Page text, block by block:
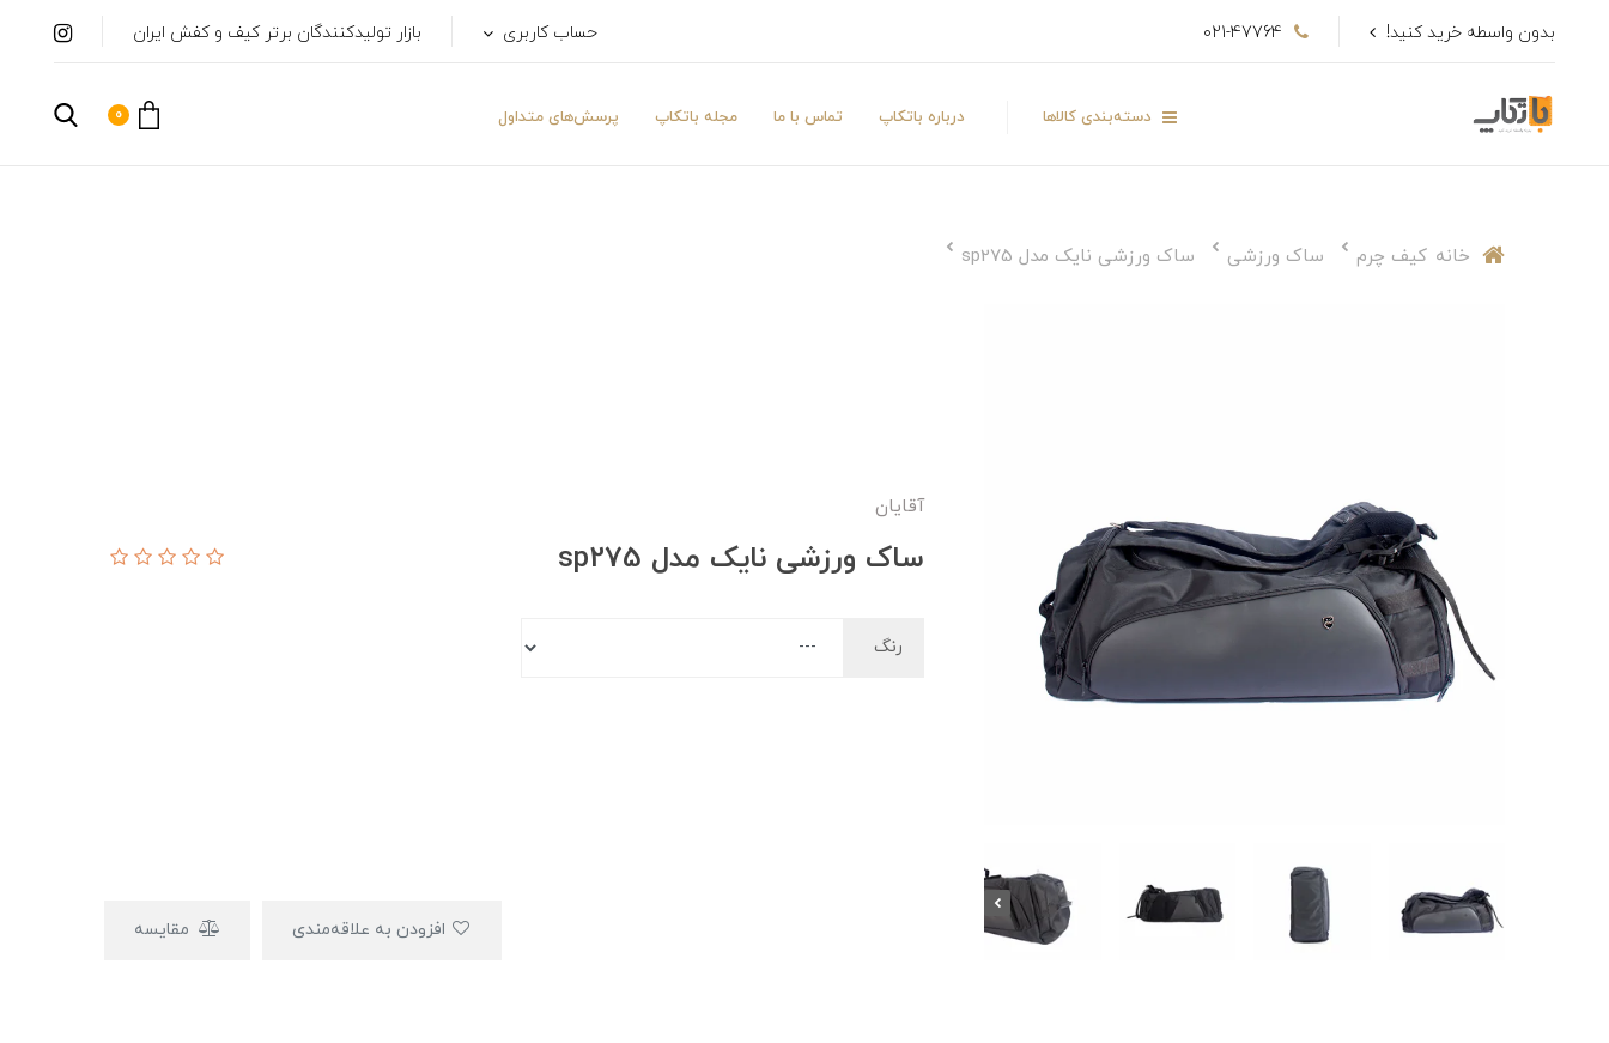
بدون واسطه خرید کنید! 021-47764 حساب کاربری بازار تولیدکنندگان برتر کیف و کفش ایران
دسته‌بندی کالاها درباره باتکاپ تماس با ما مجله باتکاپ پرسش‌های متداول 0
خانه کیف چرم ساک ورزشی ساک ورزشی نایک مدل sp275
آقایان
ساک ورزشی نایک مدل sp275
رنگ
مقایسه